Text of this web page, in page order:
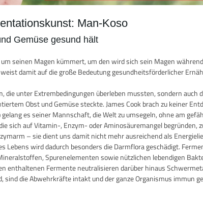
Man-Koso
Gemüse gesund hält
seinen Magen kümmert, um den wird sich sein Magen
damit auf die große Bedeutung gesundheitsförderlicher
die unter Extrembedingungen überleben mussten, sondern auch
Obst und Gemüse steckte. James Cook brach zu keiner
es seiner Mannschaft, die Welt zu umsegeln, ohne am
sich auf Vitamin-, Enzym- oder Aminosäuremangel begründen,
– sie dient uns damit nicht mehr ausreichend als
Lebens wird dadurch besonders die Darmflora geschädigt.
Spurenelementen sowie nützlichen lebendigen
enthaltenen Fermente neutralisieren darüber hinaus
sind die Abwehrkräfte intakt und der ganze Organismus immun